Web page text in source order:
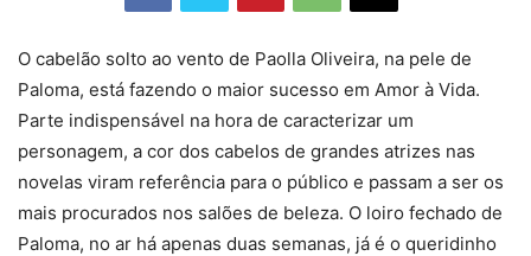
O cabelão solto ao vento de Paolla Oliveira, na pele de
Paloma, está fazendo o maior sucesso em Amor à Vida.
Parte indispensável na hora de caracterizar um
personagem, a cor dos cabelos de grandes atrizes nas
novelas viram referência para o público e passam a ser os
mais procurados nos salões de beleza. O loiro fechado de
Paloma, no ar há apenas duas semanas, já é o queridinho